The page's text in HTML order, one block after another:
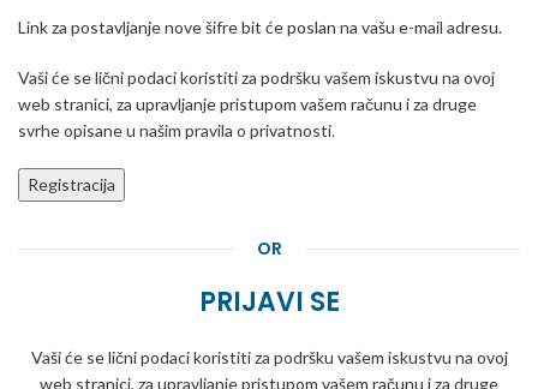
Link za postavljanje nove šifre bit će poslan na vašu e-mail adresu.
Vaši će se lični podaci koristiti za podršku vašem iskustvu na ovoj
web stranici, za upravljanje pristupom vašem računu i za druge
svrhe opisane u našim pravila o privatnosti.
Registracija
OR
PRIJAVI SE
Vaši će se lični podaci koristiti za podršku vašem iskustvu na ovoj
web stranici, za upravljanje pristupom vašem računu i za druge